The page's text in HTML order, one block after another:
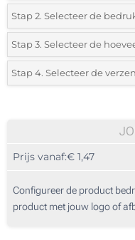
Stap 2. Selecteer de
*Selecteer de bedrukking en
Doming (Voorkant)
Stap 3. Selecteer de
*Selecteer uit de lijst of
50
250
Stap 4. Selecteer de
Prijs vanaf:€ 1,47
Configureer de product
product met jouw logo of